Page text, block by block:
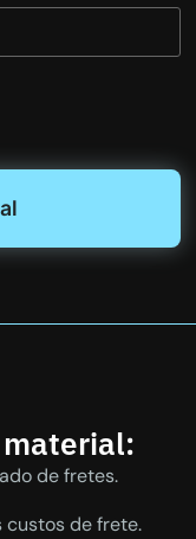
material:
de fretes.
de frete.